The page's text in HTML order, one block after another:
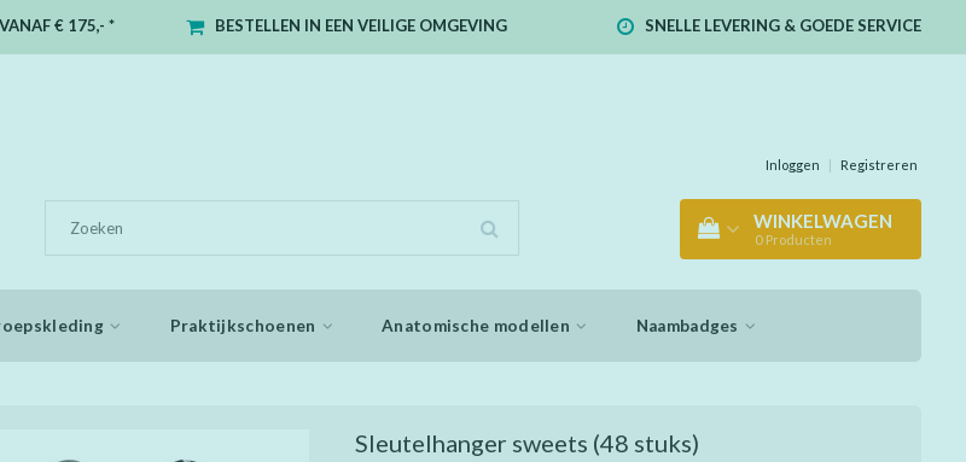
€ 175,- * BESTELLEN IN EEN VEILIGE OMGEVING SNELLE LEVERING & GOEDE SERVICE
Inloggen | Registreren
WINKELWAGEN
0 Producten
Praktijkschoenen Anatomische modellen Naambadges
Sleutelhanger sweets (48 stuks)